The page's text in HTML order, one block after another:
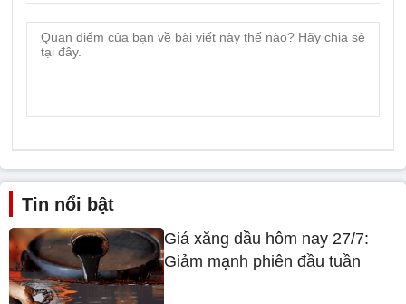
Tin nổi bật
Giá xăng dầu hôm nay 27/7:
Giảm mạnh phiên đầu tuần